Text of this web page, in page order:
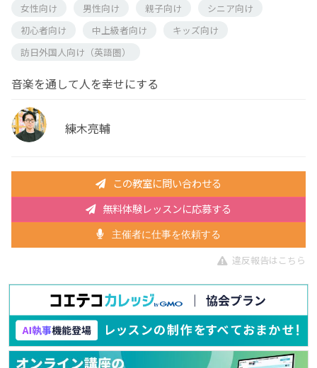
女性向け
男性向け 親子向け
シニア向け
初心者向け
中上級者向け
キッズ向け
訪日外国人向け（英語圏）
音楽を通して人を幸せにする
練木亮輔
この教室に問い合わせる
無料体験レッスンに応募する
主催者に仕事を依頼する
違反報告はこちら